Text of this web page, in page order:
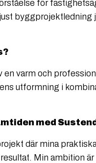
för
byggprojektledning
varm och
utformning i
med
där mina
Min ambition